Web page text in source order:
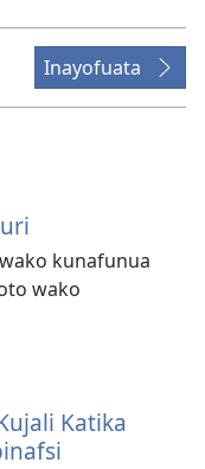
Inayofuata
kunafunua
wako
Katika